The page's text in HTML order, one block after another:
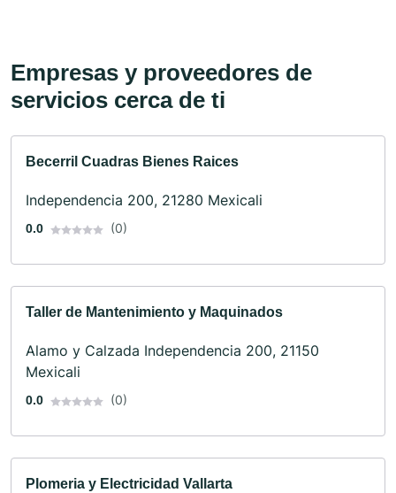
Empresas y proveedores de
servicios cerca de ti
Becerril Cuadras Bienes Raices
Independencia 200, 21280 Mexicali
0.0 (0)
Taller de Mantenimiento y Maquinados
Alamo y Calzada Independencia 200, 21150
Mexicali
0.0 (0)
Plomeria y Electricidad Vallarta